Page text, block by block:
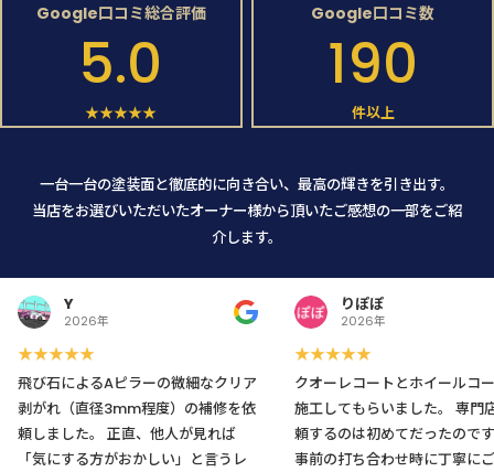
Google口コミ総合評価
5.0
★★★★★
Google口コミ数
190
件以上
一台一台の塗装面と徹底的に向き合い、最高の輝きを引き出す。
当店をお選びいただいたオーナー様から頂いたご感想の一部をご紹
介します。
Y
2026年
★★★★★
飛び石によるAピラーの微細なクリア
剥がれ（直径3mm程度）の補修を依
頼しました。 正直、他人が見れば
「気にする方がおかしい」と言うレ
りぽぽ
2026年
★★★★★
クオーレコートとホイールコ
施工してもらいました。 専門店に依
頼するのは初めてだったので
事前の打ち合わせ時に丁寧に